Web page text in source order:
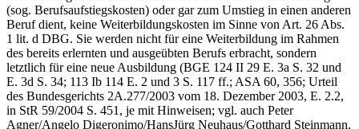
(sog. Berufsaufstiegskosten) oder gar zum Umstieg in einen anderen
Beruf dient, keine Weiterbildungskosten im Sinne von Art. 26 Abs.
1 lit. d DBG. Sie werden nicht für eine Weiterbildung im Rahmen
des bereits erlernten und ausgeübten Berufs erbracht, sondern
letztlich für eine neue Ausbildung (BGE 124 II 29 E. 3a S. 32 und
E. 3d S. 34; 113 Ib 114 E. 2 und 3 S. 117 ff.; ASA 60, 356; Urteil
des Bundesgerichts 2A.277/2003 vom 18. Dezember 2003, E. 2.2,
in StR 59/2004 S. 451, je mit Hinweisen; vgl. auch Peter
Agner/Angelo Digeronimo/HansJürg Neuhaus/Gotthard Steinmann,